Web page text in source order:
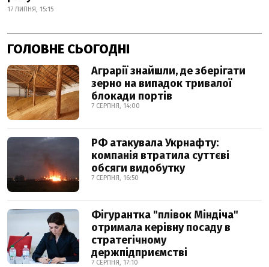
17 ЛИПНЯ, 15:15
ГОЛОВНЕ СЬОГОДНІ
Аграрії знайшли, де зберігати
зерно на випадок тривалої
блокади портів
7 СЕРПНЯ, 14:00
РФ атакувала Укрнафту:
компанія втратила суттєві
обсяги видобутку
7 СЕРПНЯ, 16:50
Фігурантка "плівок Міндіча"
отримала керівну посаду в
стратегічному
держпідприємстві
7 СЕРПНЯ, 17:10